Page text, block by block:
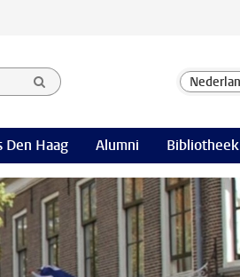
Den Haag Alumni Bibliotheek